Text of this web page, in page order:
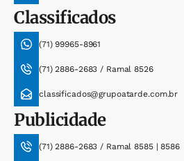
Classificados
(71) 99965-8961
(71) 2886-2683 / Ramal 8526
classificados@grupoatarde.com.br
Publicidade
(71) 2886-2683 / Ramal 8585 | 8586